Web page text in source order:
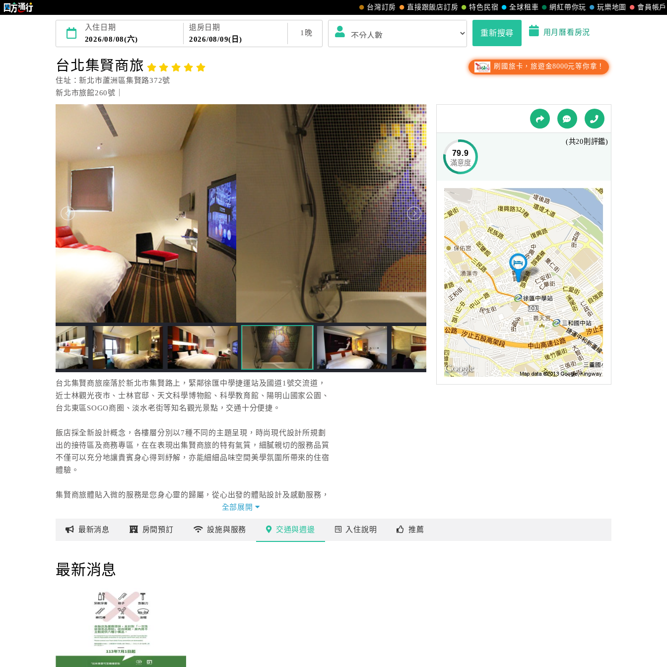
會員帳戶
玩樂地圖
網紅帶你玩
全球租車
特色民宿
直接跟飯店訂房
台灣訂房
入住日期
2026/08/08(六)
退房日期
2026/08/09(日)
1 晚 重新搜尋 用月曆看房況
台北集賢商旅
住址：新北市蘆洲區集賢路372號
新北市旅館260號｜
刷國旅卡，旅遊金8000元等你拿！
台北集賢商旅座落於新北市集賢路上，緊鄰徐匯中學捷運站及國道1號交流道，
近士林觀光夜市、士林官邸、天文科學博物館、科學教育館、陽明山國家公園、
台北東區SOGO商圈、淡水老街等知名觀光景點，交通十分便捷。
飯店採全新設計概念，各樓層分別以7種不同的主題呈現，時尚現代設計所規劃
出的接待區及商務專區，在在表現出集賢商旅的特有氣質，細膩親切的服務品質
不僅可以充分地讓貴賓身心得到紓解，亦能細細品味空間美學氛圍所帶來的住宿
體驗。
集賢商旅體貼入微的服務是您身心靈的歸屬，從心出發的體貼設計及感動服務，
帶給您回家的溫馨感受，是商務、旅遊的最佳選擇，集賢商旅邀請您親臨鑑賞這裡
全部展開
79.9
滿意度
(共20則評鑑)
最新消息 房間預訂 設施與服務 交通與週邊 入住說明 推薦
最新消息